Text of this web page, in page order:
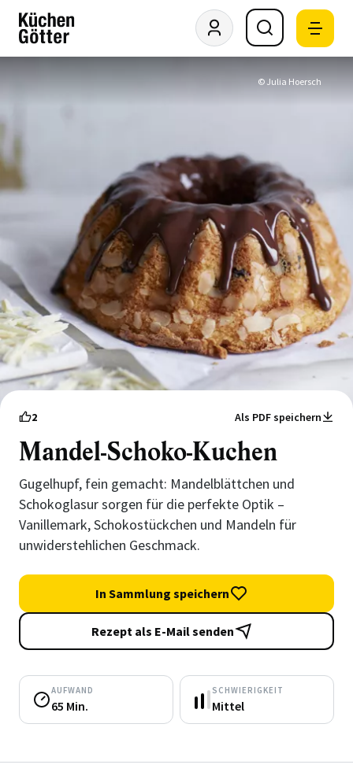
© Julia Hoersch
2 Als PDF speichern
Mandel-Schoko-Kuchen
Gugelhupf, fein gemacht: Mandelblättchen und
Schokoglasur sorgen für die perfekte Optik –
Vanillemark, Schokostückchen und Mandeln für
unwiderstehlichen Geschmack.
In Sammlung speichern
Rezept als E-Mail senden
AUFWAND
65 Min.
SCHWIERIGKEIT
Mittel